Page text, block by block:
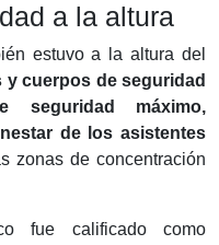
a la altura
estuvo a la altura del
y cuerpos de seguridad
seguridad máximo,
de los asistentes
zonas de concentración
fue calificado como